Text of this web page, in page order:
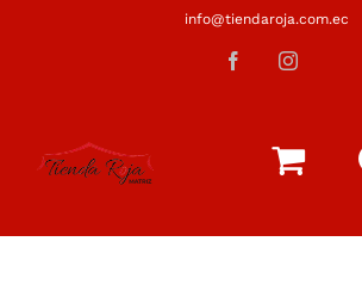
info@tiendaroja.com.ec
FacebookInstagram